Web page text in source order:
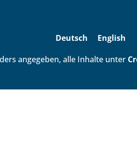
Deutsch
English
angegeben, alle Inhalte unter